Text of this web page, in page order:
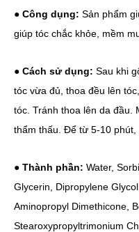
● Công dụng: Sản phẩm
giúp tóc chắc khỏe, mềm
● Cách sử dụng: Sau khi
tóc vừa đủ, thoa đều lên
tóc. Tránh thoa lên da đầu.
thẩm thấu. Để từ 5-10 phút,
● Thành phần: Water,
Glycerin, Dipropylene
Aminopropyl Dimethicone,
Stearoxypropyltrimonium